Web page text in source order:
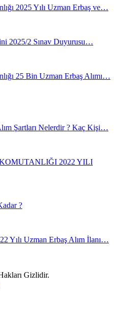
2025 Yılı Uzman Erbaş ve…
2025/2 Sınav Duyurusu…
25 Bin Uzman Erbaş Alımı…
Şartları Nelerdir ? Kaç Kişi…
2022 YILI
?
Yılı Uzman Erbaş Alım İlanı…
Gizlidir.